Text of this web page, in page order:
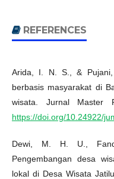
REFERENCES
Arida, I. N. S., &
berbasis masyarakat di
wisata. Jurnal Master
https://doi.org/10.24922/
Dewi, M. H. U.,
Pengembangan desa
lokal di Desa Wisata